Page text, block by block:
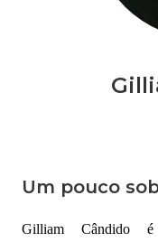
Um pouco
Gilliam Cândido é